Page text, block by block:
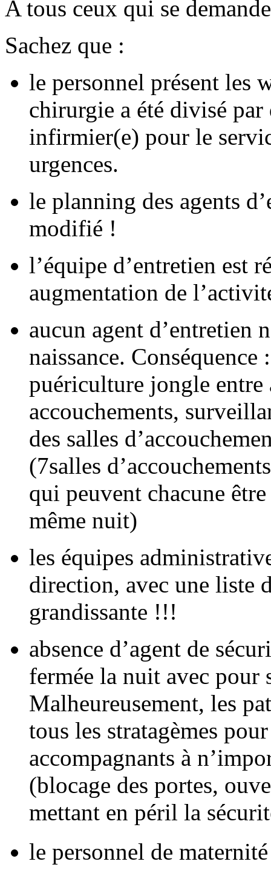
A tous ceux qui se
Sachez que :
le personnel présent les
chirurgie a été divisé
infirmier(e) pour le
urgences.
le planning des agents
modifié !
l’équipe d’entretien est
augmentation de
aucun agent d’entretien
naissance.
puériculture jongle entre
accouchements,
des salles
(7salles
qui peuvent chacune
même nuit)
les équipes
direction, avec une liste
grandissante !!!
absence d’agent de
fermée la nuit avec pour
Malheureusement, les
tous les stratagèmes
accompagnants à
(blocage des portes,
mettant en péril la
le personnel de